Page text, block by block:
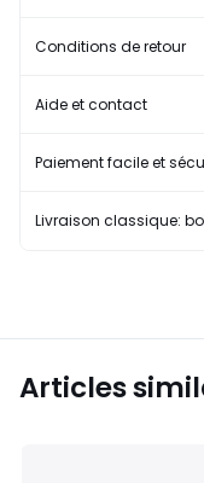
Conditions de retour
Aide et contact
Paiement facile et
Livraison classique:
Articles